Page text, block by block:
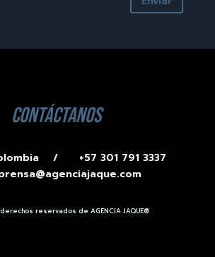
contáctanos
/
+57 301 791 3337
reservados de AGENCIA JAQUE®